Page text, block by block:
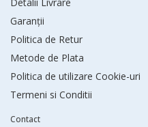
Garanții
Politica de Retur
Metode de Plata
Politica de utilizare Cookie-uri
Termeni si Conditii
Contact